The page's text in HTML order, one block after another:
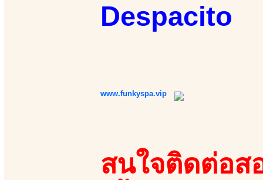
Despacito
www.funkyspa.vip
สนใจติดต่อส